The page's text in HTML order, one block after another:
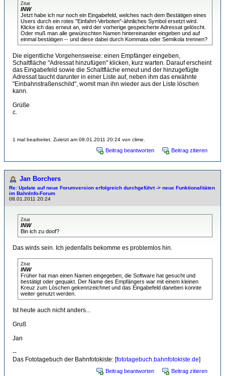
Zitat
INW
Jetzt habe ich nur noch ein Eingabefeld, welches nach dem Bestätigen eines
Users durch ein rotes "Einfahrt-Verboten"-ähnliches Symbol ersetzt wird.
Klicke ich das erneut an, wird der vorherige gespeicherte Adressat gelöscht.
Oder muß man alle gewünschten Namen hintereinander eingeben und auf
einmal bestätigen -- und diese dabei durch Kommata oder Semikola trennen?
Die eigentliche Vorgehensweise: einen Empfänger eingeben,
Schaltfläche "Adressat hinzufügen" klicken, kurz warten. Darauf erscheint
das Eingabefeld sowie die Schaltfläche erneut und der hinzugefügte
Adressat taucht darunter in einer Liste auf, neben ihm das erwähnte
"Einbahnstraßenschild", womit man ihn wieder aus der Liste löschen
kann.
Grüße
c.
1 mal bearbeitet. Zuletzt am 08.01.2011 20:24 von clime.
Beitrag beantworten Beitrag zitieren
Jan Borchers
Re: Update auf neue Forumversion erfolgreich durchgeführt -> neue Funktionalitäten
im BahnInfo-Forum
08.01.2011 20:24
Zitat
INW
Bin ich zu doof?
Das wirds sein. Ich jedenfalls bekomme es problemlos hin.
Zitat
INW
Früher hat man einen Namen eingegeben, die Software hat gesucht und
bestätigt oder gequakt. Der Name des Empfängers war mit einem kleinen
Kreuz zum Löschen gekennzeichnet und das Eingabefeld daneben konnte
weiter genutzt werden.
Ist heute auch nicht anders...
Gruß
Jan
--
Das Fototagebuch der Bahnfotokiste: [fototagebuch.bahnfotokiste.de]
Beitrag beantworten Beitrag zitieren